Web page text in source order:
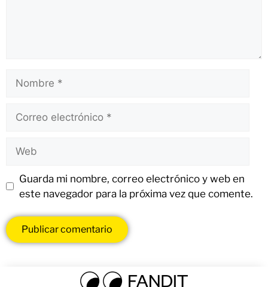
Guarda mi nombre, correo electrónico y web en
este navegador para la próxima vez que comente.